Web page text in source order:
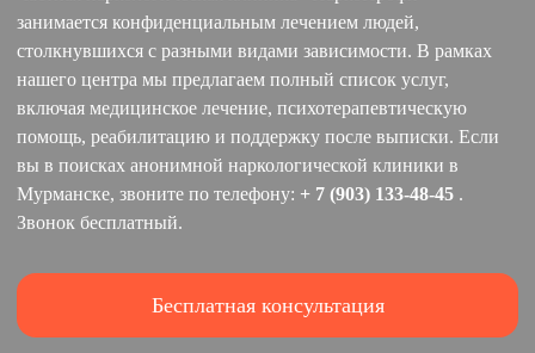
занимается конфиденциальным лечением людей,
столкнувшихся с разными видами зависимости. В рамках
нашего центра мы предлагаем полный список услуг,
включая медицинское лечение, психотерапевтическую
помощь, реабилитацию и поддержку после выписки. Если
вы в поисках анонимной наркологической клиники в
Мурманске, звоните по телефону: + 7 (903) 133-48-45 .
Звонок бесплатный.
Бесплатная консультация